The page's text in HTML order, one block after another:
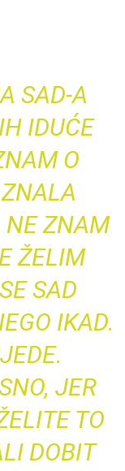
SAD-A
IDUĆE
O
NE ZNAM
ŽELIM
SAD
IKAD.
JER
TO
DOBIT